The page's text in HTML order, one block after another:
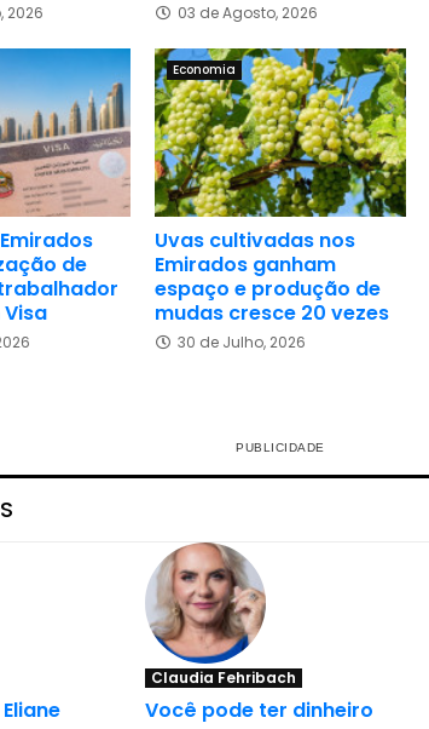
2026 03 de Agosto, 2026
de
Economia
Uvas cultivadas nos
Emirados ganham
espaço e produção de
mudas cresce 20 vezes
30 de Julho, 2026
Claudia Fehribach
Você pode ter dinheiro